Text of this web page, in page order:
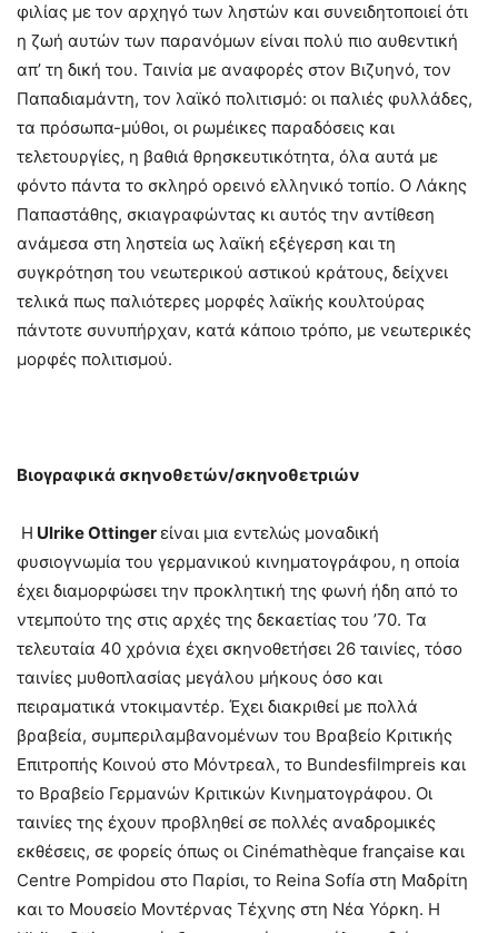
φιλίας με τον αρχηγό των ληστών και συνειδητοποιεί ότι
η ζωή αυτών των παρανόμων είναι πολύ πιο αυθεντική
απ’ τη δική του. Ταινία με αναφορές στον Βιζυηνό, τον
Παπαδιαμάντη, τον λαϊκό πολιτισμό: οι παλιές φυλλάδες,
τα πρόσωπα-μύθοι, οι ρωμέικες παραδόσεις και
τελετουργίες, η βαθιά θρησκευτικότητα, όλα αυτά με
φόντο πάντα το σκληρό ορεινό ελληνικό τοπίο. Ο Λάκης
Παπαστάθης, σκιαγραφώντας κι αυτός την αντίθεση
ανάμεσα στη ληστεία ως λαϊκή εξέγερση και τη
συγκρότηση του νεωτερικού αστικού κράτους, δείχνει
τελικά πως παλιότερες μορφές λαϊκής κουλτούρας
πάντοτε συνυπήρχαν, κατά κάποιο τρόπο, με νεωτερικές
μορφές πολιτισμού.
Βιογραφικά σκηνοθετών/σκηνοθετριών
Η Ulrike Ottingerείναι μια εντελώς μοναδική
φυσιογνωμία του γερμανικού κινηματογράφου, η οποία
έχει διαμορφώσει την προκλητική της φωνή ήδη από το
ντεμπούτο της στις αρχές της δεκαετίας του ’70. Τα
τελευταία 40 χρόνια έχει σκηνοθετήσει 26 ταινίες, τόσο
ταινίες μυθοπλασίας μεγάλου μήκους όσο και
πειραματικά ντοκιμαντέρ. Έχει διακριθεί με πολλά
βραβεία, συμπεριλαμβανομένων του Βραβείο Κριτικής
Επιτροπής Κοινού στο Μόντρεαλ, το Bundesfilmpreis και
το Βραβείο Γερμανών Κριτικών Κινηματογράφου. Οι
ταινίες της έχουν προβληθεί σε πολλές αναδρομικές
εκθέσεις, σε φορείς όπως οι Cinémathèque française και
Centre Pompidou στο Παρίσι, το Reina Sofía στη Μαδρίτη
και το Μουσείο Μοντέρνας Τέχνης στη Νέα Υόρκη. Η